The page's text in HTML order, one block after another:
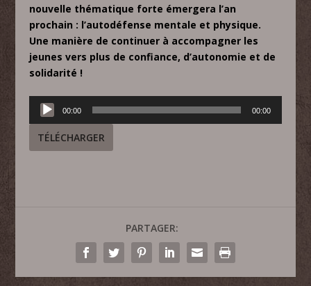
nouvelle thématique forte émergera l’an
prochain : l’autodéfense mentale et physique.
Une manière de continuer à accompagner les
jeunes vers plus de confiance, d’autonomie et de
solidarité !
Lecteur
audio
00:00 00:00
TÉLÉCHARGER
PARTAGER: